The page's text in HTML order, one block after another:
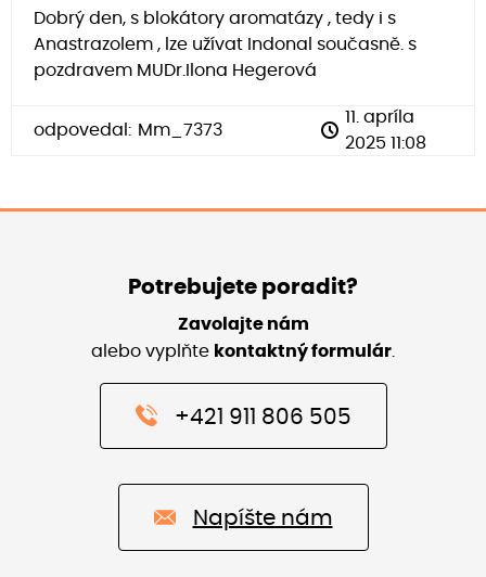
Dobrý den, s blokátory aromatázy , tedy i s
Anastrazolem , lze užívat Indonal současně. s
pozdravem MUDr.Ilona Hegerová
odpovedal: Mm_7373
11. apríla
2025 11:08
Potrebujete poradit?
Zavolajte nám
alebo vyplňte kontaktný formulár
+421 911 806 505
Napíšte nám